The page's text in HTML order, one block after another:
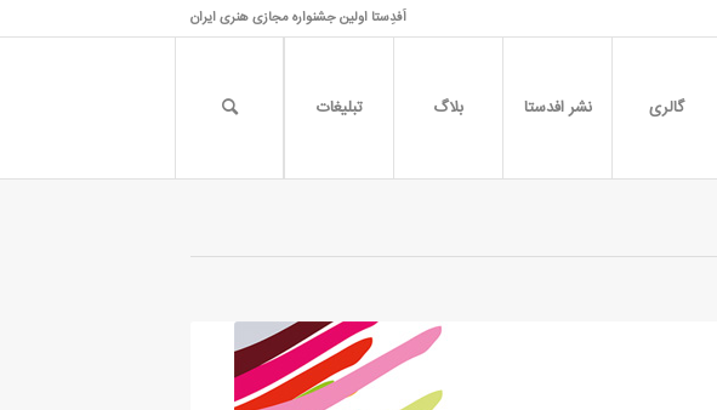
اَفدِستا اولین جشنواره مجازی هنری ایران
گالری نشر افدستا بلاگ تبلیغات